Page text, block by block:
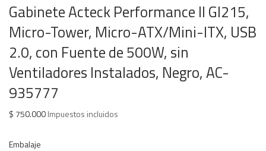
Gabinete Acteck Performance II GI215,
Micro-Tower, Micro-ATX/Mini-ITX, USB
2.0, con Fuente de 500W, sin
Ventiladores Instalados, Negro, AC-
935777
$ 750.000Impuestos incluidos
Embalaje